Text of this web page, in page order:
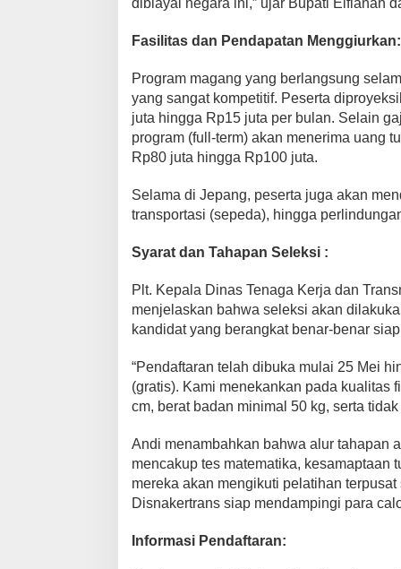
H
n
g
a
1
0
0
u
e
a
n
t
​Fasilitas dan Pendapatan Menggiurkan:
Program magang yang berlangsung
yang sangat kompetitif. Peserta
juta hingga Rp15 juta per bulan. Selain
program (full-term) akan menerima uang
Rp80 juta hingga Rp100 juta.
​Selama di Jepang, peserta juga akan
transportasi (sepeda), hingga
​Syarat dan Tahapan Seleksi :
Plt. Kepala Dinas Tenaga Kerja dan
menjelaskan bahwa seleksi akan
kandidat yang berangkat benar-benar
​“Pendaftaran telah dibuka mulai 25 Mei
(gratis). Kami menekankan pada kualitas
cm, berat badan minimal 50 kg, serta
​Andi menambahkan bahwa alur tahapan
mencakup tes matematika, kesamaptaan
mereka akan mengikuti pelatihan
Disnakertrans siap mendampingi para
​Informasi Pendaftaran: